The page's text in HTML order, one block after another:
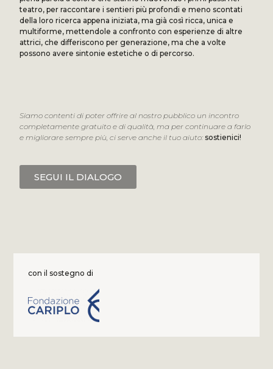
teatro, per raccontare i sentieri più profondi e meno scontati
della loro ricerca appena iniziata, ma già così ricca, unica e
multiforme, mettendole a confronto con esperienze di altre
attrici, che differiscono per generazione, ma che a volte
possono avere sintonie estetiche o di percorso.
Siamo contenti di poter offrire al nostro pubblico un incontro
completamente gratuito e di qualità, ma per continuare a farlo
e migliorare sempre più, ci serve anche il tuo aiuto: sostienici!
SEGUI IL DIALOGO
con il sostegno di